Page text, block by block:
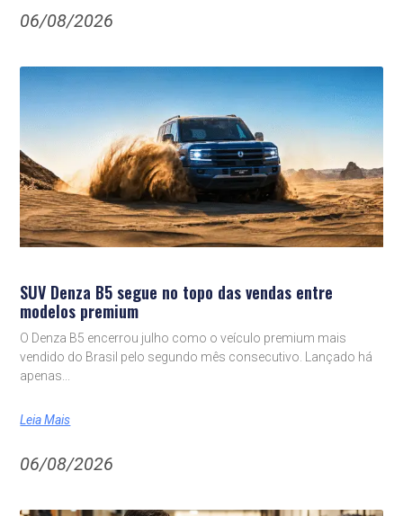
06/08/2026
SUV Denza B5 segue no topo das vendas entre
modelos premium
O Denza B5 encerrou julho como o veículo premium mais
vendido do Brasil pelo segundo mês consecutivo. Lançado há
apenas
Leia Mais
06/08/2026